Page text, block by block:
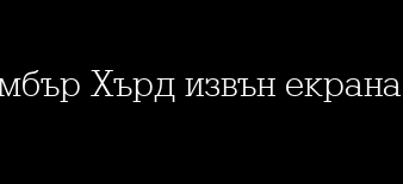
Хърд извън екрана